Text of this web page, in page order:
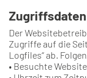
Zugriffsdaten
Der
Zugriffe auf die
Logfiles“ ab.
• Besuchte Website